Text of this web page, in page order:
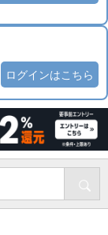
ログインはこちら